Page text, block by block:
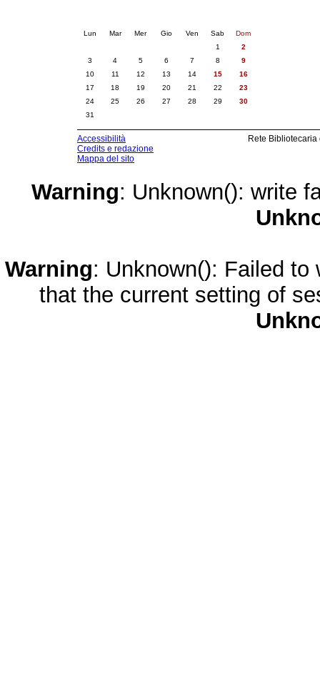
Lun Mar Mer Gio Ven Sab
Dom
1
2
3
4 5 6 7 8
9
10
11 12 13 14 15
16
17
18 19 20 21 22
23
24
25 26 27 28 29
30
31
Accessibilità
Credits e redazione
Mappa del sito
Rete
Warning: Unknown(): write
Warning: Unknown(): Failed
that the current setting of